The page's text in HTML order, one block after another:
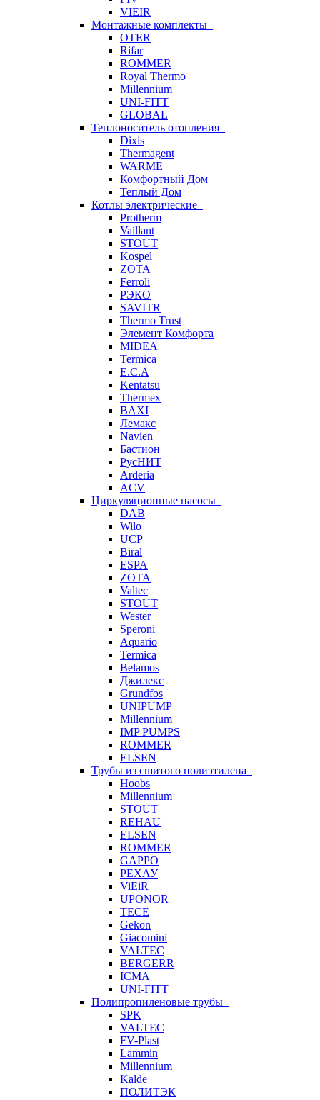
VIEIR
Монтажные комплекты
OTER
Rifar
ROMMER
Royal Thermo
Millennium
UNI-FITT
GLOBAL
Теплоноситель отопления
Dixis
Thermagent
WARME
Комфортный Дом
Теплый Дом
Котлы электрические
Protherm
Vaillant
STOUT
Kospel
ZOTA
Ferroli
РЭКО
SAVITR
Thermo Trust
Элемент Комфорта
MIDEA
Termica
E.C.A
Kentatsu
Thermex
BAXI
Лемакс
Navien
Бастион
РусНИТ
Arderia
ACV
Циркуляционные насосы
DAB
Wilo
UCP
Biral
ESPA
ZOTA
Valtec
STOUT
Wester
Speroni
Aquario
Termica
Belamos
Джилекс
Grundfos
UNIPUMP
Millennium
IMP PUMPS
ROMMER
ELSEN
Трубы из сшитого полиэтилена
Hoobs
Millennium
STOUT
REHAU
ELSEN
ROMMER
GAPPO
РЕХАУ
ViEiR
UPONOR
TECE
Gekon
Giacomini
VALTEC
BERGERR
ICMA
UNI-FITT
Полипропиленовые трубы
SPK
VALTEC
FV-Plast
Lammin
Millennium
Kalde
ПОЛИТЭК